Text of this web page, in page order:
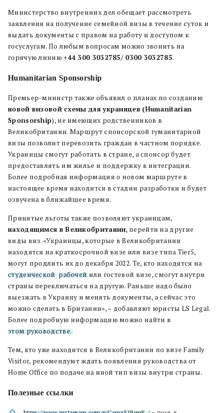
Министерство внутренних дел обещает рассмотреть
заявления на получение семейной визы в течение суток и
выдать документы с правом на работу и доступом к
госуслугам. По любым вопросам можно звонить на
горячую линию +44 300 3032785/ 0300 3032785.
Humanitarian Sponsorship
Премьер-министр также объявил о планах по созданию
новой визовой схемы для украинцев (Humanitarian
Sponsorship), не имеющих родственников в
Великобритании. Маршрут спонсорской гуманитарной
визы позволит перевозить граждан в частном порядке.
Украинцы смогут работать в стране, а спонсор будет
предоставлять им жилье и поддержку в интеграции.
Более подробная информация о новом маршруте в
настоящее время находится в стадии разработки и будет
озвучена в ближайшее время.
Принятые льготы также позволяют украинцам,
находящимся в Великобритании, перейти на другие
виды виз. «Украинцы, которые в Великобритании
находятся на краткосрочной визе или визе типа Tier5,
могут продлить их до декабря 2022. Те, кто находятся на
студенческой, рабочейили гостевой визе, смогут внутри
страны переключаться на другую. Раньше надо было
выезжать в Украину и менять документы, а сейчас это
можно сделать в Британии», – добавляют юристы LS Legal.
Более подробную информацию можно найти в
этом руководстве.
Тем, кто уже находится в Великобритании по визе Family
Visitor, рекомендуют ждать появления руководства от
Home Office по подаче на иной тип визы внутри страны.
Полезные ссылки